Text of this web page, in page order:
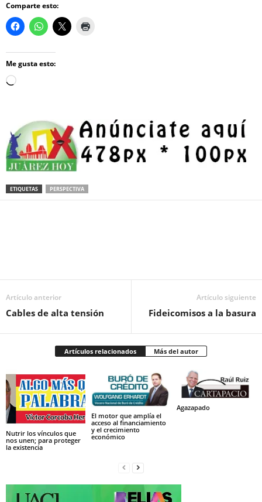
Comparte esto:
Me gusta esto:
Loading…
ETIQUETAS PERSPECTIVA
Artículo anterior
Cables de alta tensión
Artículo siguiente
Fideicomisos a la basura
Artículos relacionados Más del autor
Nutrir los vínculos que
nos unen; para proteger
la existencia
El motor que amplía el
acceso al financiamiento
y el crecimiento
económico
Agazapado